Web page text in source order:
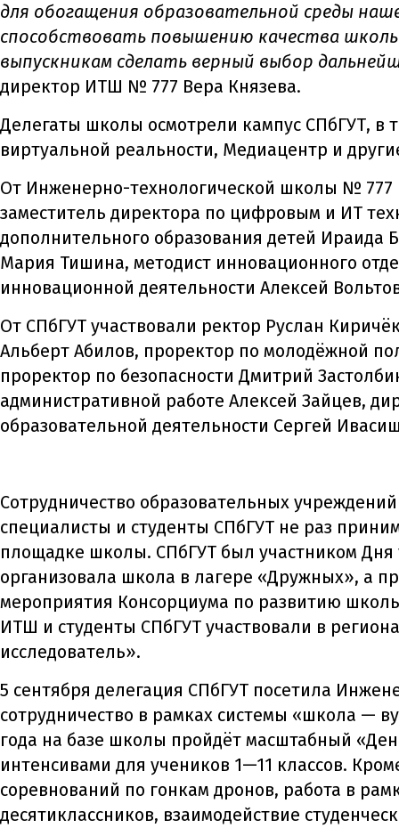
для обогащения образовательной среды
способствовать повышению качества
выпускникам сделать верный выбор
директор ИТШ № 777 Вера Князева.
Делегаты школы осмотрели кампус СПбГУТ, в
виртуальной реальности, Медиацентр и
От Инженерно-технологической школы № 777
заместитель директора по цифровым и ИТ
дополнительного образования детей Ираида
Мария Тишина, методист инновационного
инновационной деятельности Алексей
От СПбГУТ участвовали ректор Руслан
Альберт Абилов, проректор по молодёжной
проректор по безопасности Дмитрий
административной работе Алексей Зайцев,
образовательной деятельности Сергей
Сотрудничество образовательных
специалисты и студенты СПбГУТ не раз
площадке школы. СПбГУТ был участником
организовала школа в лагере «Дружных», а
мероприятия Консорциума по развитию
ИТШ и студенты СПбГУТ участвовали в
исследователь».
5 сентября делегация СПбГУТ посетила
сотрудничество в рамках системы «школа —
года на базе школы пройдёт масштабный
интенсивами для учеников 1—11 классов.
соревнований по гонкам дронов, работа в
десятиклассников, взаимодействие